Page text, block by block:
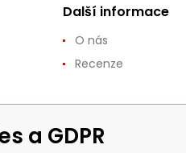
Další informace
O nás
Recenze
a GDPR